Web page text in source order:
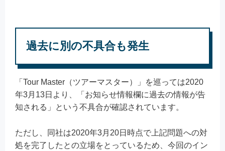
過去に別の不具合も発生
「Tour Master（ツアーマスター）」を巡っては2020
年3月13日より、「お知らせ情報欄に過去の情報が告
知される」という不具合が確認されています。
ただし、同社は2020年3月20日時点で上記問題への対
処を完了したとの立場をとっているため、今回のイン